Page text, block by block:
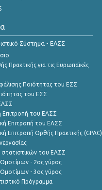
Σύστημα - ΕΛΣΣ
Πρακτικής για τις Ευρωπαϊκές
Ποιότητας του ΕΣΣ
του ΕΣΣ
Επιτροπή του ΕΛΣΣ
Επιτροπή του ΕΛΣΣ
Επιτροπή Ορθής Πρακτικής (GPAC)
στατιστικών του ΕΛΣΣ
- 2ος γύρος
- 3ος γύρος
Πρόγραμμα